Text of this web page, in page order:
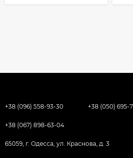
+38 (096) 558-93-30 +38 (050) 695-
+38 (067) 898-63-04
65059, г. Одесса, ул. Краснова, д. 3